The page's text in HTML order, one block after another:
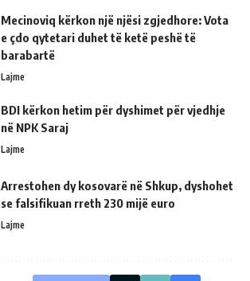
Mecinoviq kërkon një njësi zgjedhore: Vota
e çdo qytetari duhet të ketë peshë të
barabartë
Lajme
BDI kërkon hetim për dyshimet për vjedhje
në NPK Saraj
Lajme
Arrestohen dy kosovarë në Shkup, dyshohet
se falsifikuan rreth 230 mijë euro
Lajme